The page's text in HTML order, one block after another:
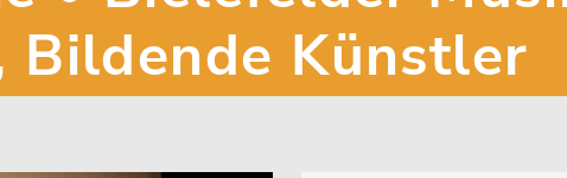
Bildende Künstler